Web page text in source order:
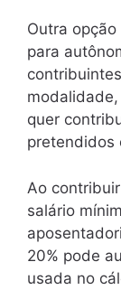
Outra
para
quer
pretendidos
Ao
salário
20% pode
usada no